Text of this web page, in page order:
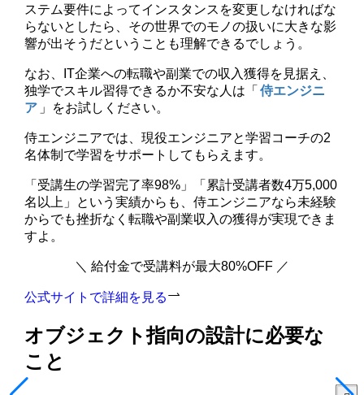
ステム要件によってインスタンスを変更しなければな
らないとしたら、その世界でのモノの扱いに大きな影
響が出そうだということも理解できるでしょう。
なお、IT企業への転職や副業での収入獲得を見据え、
独学でスキル習得できるか不安な人は「 侍エンジニ
ア 」をお試しください。
侍エンジニアでは、現役エンジニアと学習コーチの2
名体制で学習をサポートしてもらえます。
「受講生の学習完了率98%」「累計受講者数4万5,000
名以上」という実績からも、侍エンジニアなら未経験
からでも挫折なく転職や副業収入の獲得が実現できま
すよ。
＼ 給付金で受講料が最大80%OFF ／
公式サイトで詳細を見る
オブジェクト指向の設計に必要な
こと